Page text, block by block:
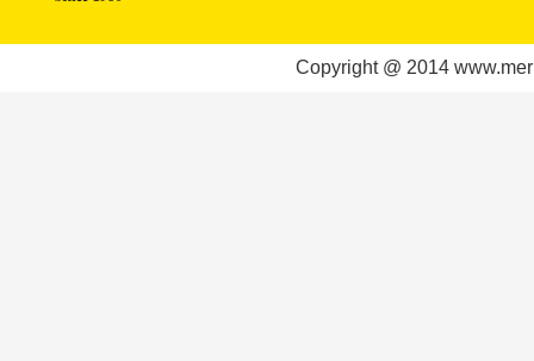
Copyright @ 2014